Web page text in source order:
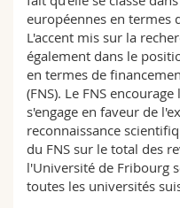
européennes en termes
L'accent mis sur la
également dans le
en termes de
(FNS). Le FNS
s'engage en faveur de
reconnaissance
du FNS sur le total des
l'Université de Fribourg
toutes les universités